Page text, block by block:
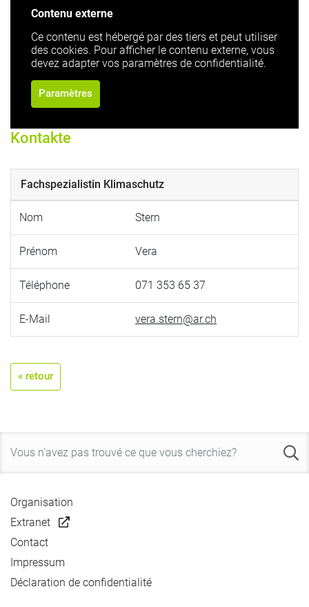
Contenu externe
Ce contenu est hébergé par des tiers et peut utiliser
des cookies. Pour afficher le contenu externe, vous
devez adapter vos paramètres de confidentialité.
Paramètres
Kontakte
Fachspezialistin Klimaschutz
Nom Stern
Prénom Vera
Téléphone 071 353 65 37
E-Mail vera.stern@ar.ch
« retour
Organisation
Extranet
Contact
Impressum
Déclaration de confidentialité